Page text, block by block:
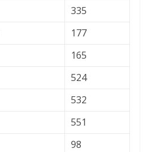
335
177
165
524
532
551
98